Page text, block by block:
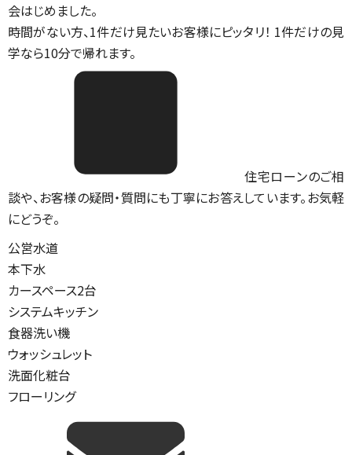
会はじめました。
時間がない方、1件だけ見たいお客様にピッタリ！ 1件だけの見
学なら10分で帰れます。
住宅ローンのご相
談や、お客様の疑問・質問にも丁寧にお答えしています。お気軽
にどうぞ。
公営水道
本下水
カースペース2台
システムキッチン
食器洗い機
ウォッシュレット
洗面化粧台
フローリング